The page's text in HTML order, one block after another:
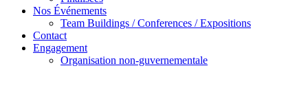
Nos Événements
Team Buildings / Conferences / Expositions
Contact
Engagement
Organisation non-guvernementale